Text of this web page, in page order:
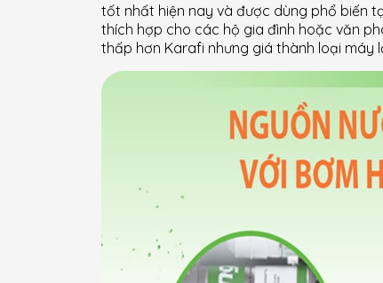
tốt nhất hiện nay và được dùng phổ biến
thích hợp cho các hộ gia đình hoặc văn
thấp hơn Karafi nhưng giá thành loại máy